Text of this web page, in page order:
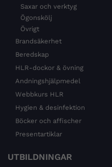
Saxar och verktyg
Ögonskölj
Övrigt
Brandsäkerhet
Beredskap
HLR-dockor & övning
Andningshjälpmedel
Webbkurs HLR
Hygien & desinfektion
Böcker och affischer
Presentartiklar
UTBILDNINGAR